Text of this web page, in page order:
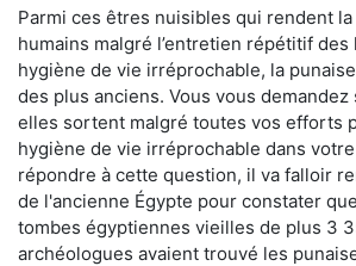
Parmi ces êtres nuisibles qui rendent
humains malgré l’entretien répétitif
hygiène de vie irréprochable, la
des plus anciens. Vous vous demandez
elles sortent malgré toutes vos efforts
hygiène de vie irréprochable dans
répondre à cette question, il va falloir
de l'ancienne Égypte pour constater
tombes égyptiennes vieilles de plus 3
archéologues avaient trouvé les